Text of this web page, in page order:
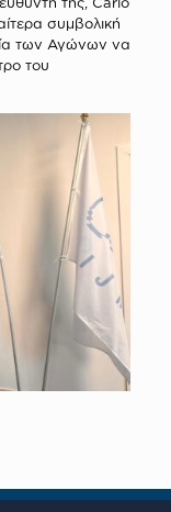
συμβολική
των Αγώνων να
του